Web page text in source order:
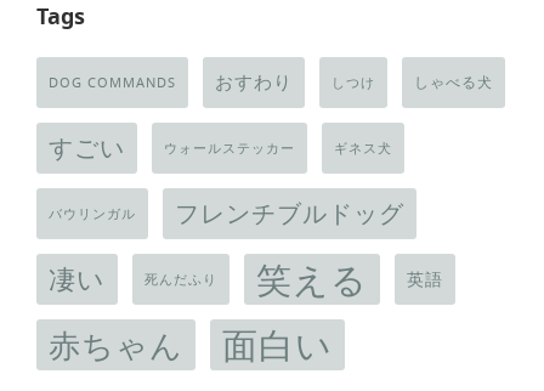
Tags
DOG COMMANDS おすわり しつけ しゃべる犬
すごい ウォールステッカー ギネス犬
バウリンガル フレンチブルドッグ
凄い 死んだふり 笑える 英語
赤ちゃん 面白い